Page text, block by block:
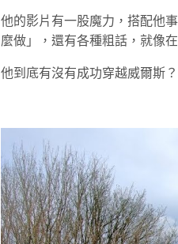
他的影片有一股魔力，搭配他
麼做」，還有各種粗話，就像
他到底有沒有成功穿越威爾斯